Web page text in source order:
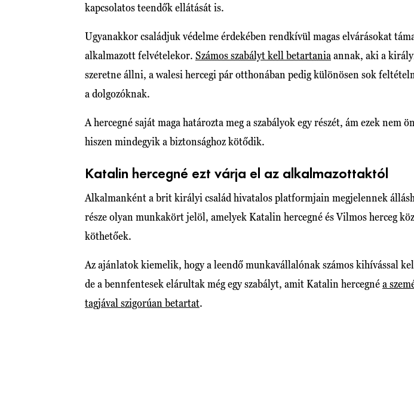
kapcsolatos teendők ellátását is.
Ugyanakkor családjuk védelme érdekében rendkívül magas elvárásokat
alkalmazott felvételekor. Számos szabályt kell betartania annak, aki a
szeretne állni, a walesi hercegi pár otthonában pedig különösen sok
a dolgozóknak.
A hercegné saját maga határozta meg a szabályok egy részét, ám ezek nem
hiszen mindegyik a biztonsághoz kötődik.
Katalin hercegné ezt várja el az alkalmazottaktól
Alkalmanként a brit királyi család hivatalos platformjain megjelennek
része olyan munkakört jelöl, amelyek Katalin hercegné és Vilmos herceg
köthetőek.
Az ajánlatok kiemelik, hogy a leendő munkavállalónak számos kihívással
de a bennfentesek elárultak még egy szabályt, amit Katalin hercegnéa
tagjával szigorúan betartat.